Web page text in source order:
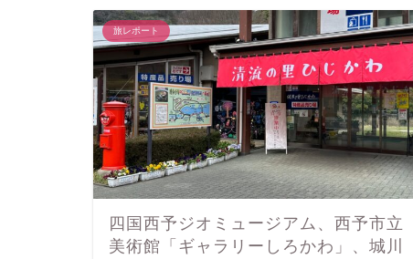
旅レポート
四国西予ジオミュージアム、西予市立
美術館「ギャラリーしろかわ」、城川